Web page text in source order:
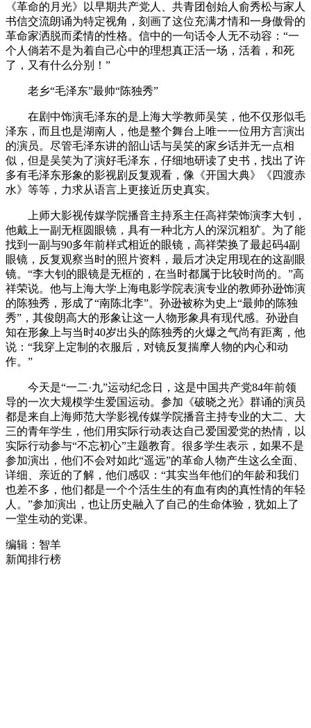
《革命的月光》以早期共产党人、共青团创始人俞秀松与家人
书信交流朗诵为特定视角，刻画了这位充满才情和一身傲骨的
革命家洒脱而柔情的性格。信中的一句话令人无不动容：“一
个人倘若不是为着自己心中的理想真正活一场，活着，和死
了，又有什么分别！”
老乡“毛泽东”最帅“陈独秀”
在剧中饰演毛泽东的是上海大学教师吴笑，他不仅形似毛
泽东，而且也是湖南人，他是整个舞台上唯一一位用方言演出
的演员。尽管毛泽东讲的韶山话与吴笑的家乡话并无一点相
似，但是吴笑为了演好毛泽东，仔细地研读了史书，找出了许
多有毛泽东形象的影视剧反复观看，像《开国大典》《四渡赤
水》等等，力求从语言上更接近历史真实。
上师大影视传媒学院播音主持系主任高祥荣饰演李大钊，
他戴上一副无框圆眼镜，具有一种北方人的深沉粗犷。为了能
找到一副与90多年前样式相近的眼镜，高祥荣换了最起码4副
眼镜，反复观察当时的照片资料，最后才决定用现在的这副眼
镜。“李大钊的眼镜是无框的，在当时都属于比较时尚的。”高
祥荣说。他与上海大学上海电影学院表演专业的教师孙逊饰演
的陈独秀，形成了“南陈北李”。孙逊被称为史上“最帅的陈独
秀”，其俊朗高大的形象让这一人物形象具有现代感。孙逊自
知在形象上与当时40岁出头的陈独秀的火爆之气尚有距离，他
说：“我穿上定制的衣服后，对镜反复揣摩人物的内心和动
作。”
今天是“一二·九”运动纪念日，这是中国共产党84年前领
导的一次大规模学生爱国运动。参加《破晓之光》群诵的演员
都是来自上海师范大学影视传媒学院播音主持专业的大二、大
三的青年学生，他们用实际行动表达自己爱国爱党的热情，以
实际行动参与“不忘初心”主题教育。很多学生表示，如果不是
参加演出，他们不会对如此“遥远”的革命人物产生这么全面、
详细、亲近的了解，他们感叹：“其实当年他们的年龄和我们
也差不多，他们都是一个个活生生的有血有肉的真性情的年轻
人。”参加演出，也让历史融入了自己的生命体验，犹如上了
一堂生动的党课。
编辑：智羊
新闻排行榜